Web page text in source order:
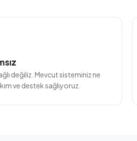
değiliz. Mevcut sisteminiz ne
ve destek sağlıyoruz.